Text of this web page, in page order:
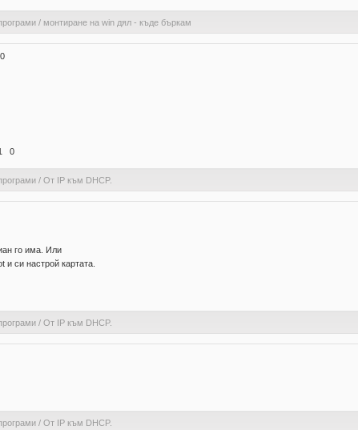
/ монтиране на win дял - къде бъркам
0
/ От IP към DHCP.
го има. Или
и си настрой картата.
/ От IP към DHCP.
/ От IP към DHCP.